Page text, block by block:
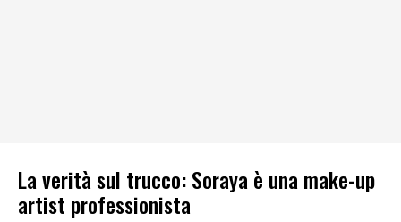
La verità sul trucco: Soraya è una make-up
artist professionista